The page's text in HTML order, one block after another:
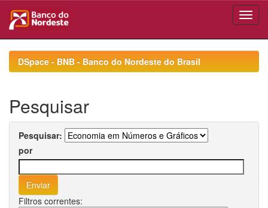
navigationDSpace - BNB - Banco do Nordeste do Brasil
Pesquisar
Pesquisar:
por
Filtros correntes: